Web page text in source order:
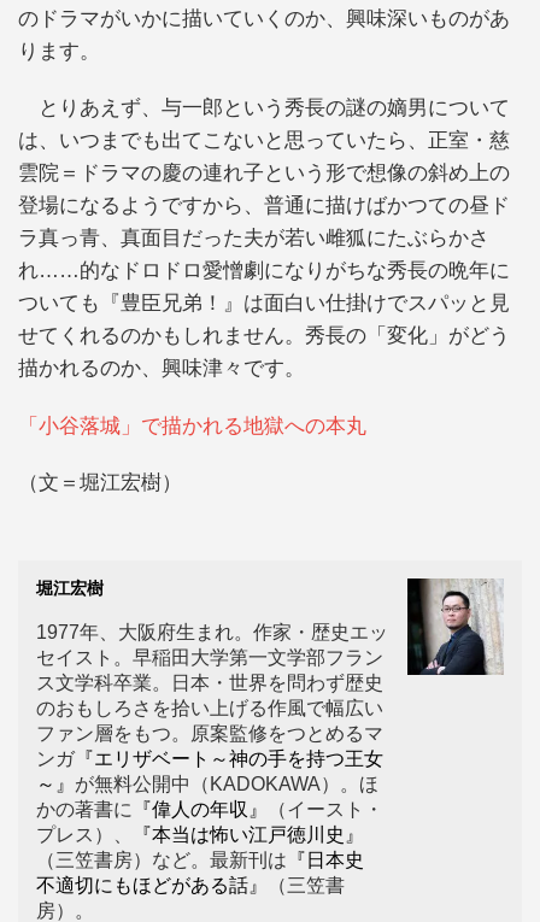
のドラマがいかに描いていくのか、興味深いものがあ
ります。
とりあえず、与一郎という秀長の謎の嫡男について
は、いつまでも出てこないと思っていたら、正室・慈
雲院＝ドラマの慶の連れ子という形で想像の斜め上の
登場になるようですから、普通に描けばかつての昼ド
ラ真っ青、真面目だった夫が若い雌狐にたぶらかさ
れ……的なドロドロ愛憎劇になりがちな秀長の晩年に
ついても『豊臣兄弟！』は面白い仕掛けでスパッと見
せてくれるのかもしれません。秀長の「変化」がどう
描かれるのか、興味津々です。
「小谷落城」で描かれる地獄への本丸
（文＝堀江宏樹）
堀江宏樹
1977年、大阪府生まれ。作家・歴史エッ
セイスト。早稲田大学第一文学部フラン
ス文学科卒業。日本・世界を問わず歴史
のおもしろさを拾い上げる作風で幅広い
ファン層をもつ。原案監修をつとめるマ
ンガ『エリザベート～神の手を持つ王女
～』 が無料公開中（KADOKAWA）。ほ
かの著書に
『偉人の年収』
（イースト・
プレス）、
『本当は怖い江戸徳川史』
（三笠書房）など。最新刊は 『日本史
不適切にもほどがある話』
（三笠書
房）。